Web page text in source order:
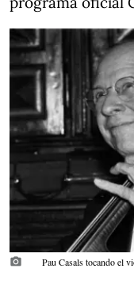
photo_camera
Pau Casals tocando el